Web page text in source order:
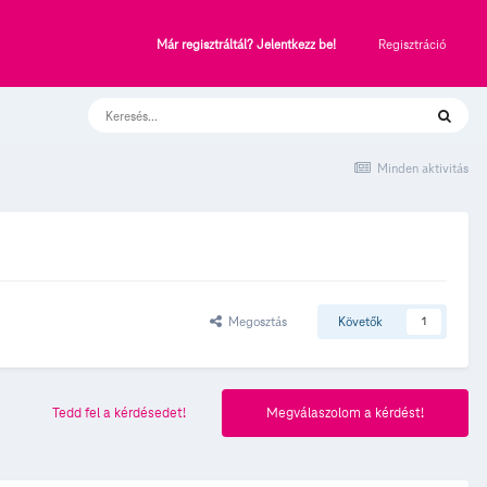
Már regisztráltál? Jelentkezz be! Regisztráció
Minden aktivitás
Megosztás Követők 1
Megválaszolom a kérdést!
Tedd fel a kérdésedet!